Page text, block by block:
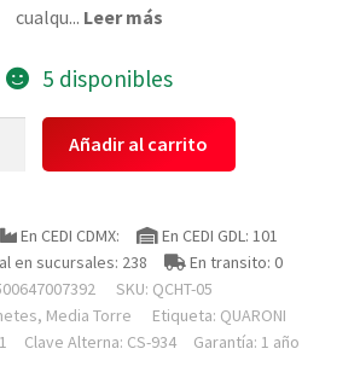
cualqu... Leer más
5 disponibles
Añadir al carrito
En CEDI CDMX:
En CEDI GDL: 101
en sucursales: 238
En transito: 0
SKU: QCHT-05
, Media Torre Etiqueta: QUARONI
Clave Alterna: CS-934 Garantía: 1 año